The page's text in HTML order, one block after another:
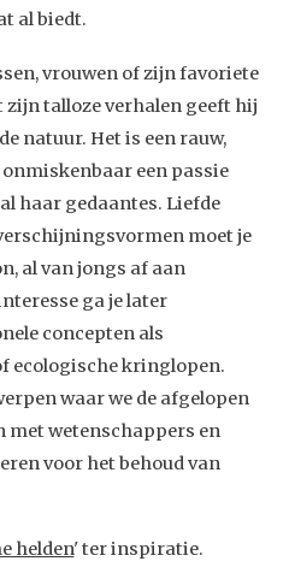
Generale
al biedt.
vrouwen of zijn favoriete
zijn talloze verhalen geeft hij
natuur. Het is een rauw,
een passie
haar gedaantes. Liefde
moet je
al van jongs af aan
ga je later
concepten als
ecologische kringlopen.
waar we de afgelopen
met wetenschappers en
voor het behoud van
helden' ter inspiratie.